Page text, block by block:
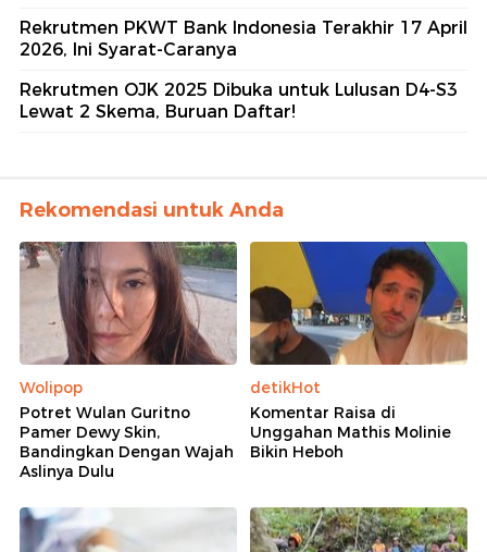
Rekrutmen PKWT Bank Indonesia Terakhir 17 April
2026, Ini Syarat-Caranya
Rekrutmen OJK 2025 Dibuka untuk Lulusan D4-S3
Lewat 2 Skema, Buruan Daftar!
Rekomendasi untuk Anda
Wolipop
Potret Wulan Guritno
Pamer Dewy Skin,
Bandingkan Dengan Wajah
Aslinya Dulu
detikHot
Komentar Raisa di
Unggahan Mathis Molinie
Bikin Heboh